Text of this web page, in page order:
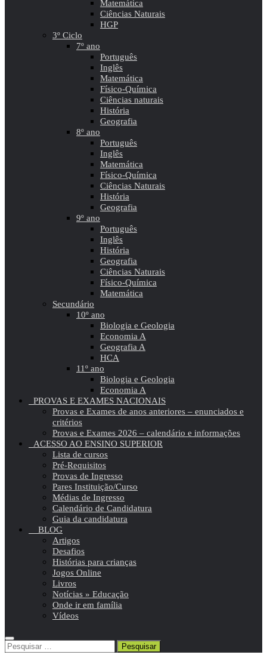
Matemática
Ciências Naturais
HGP
3º Ciclo
7º ano
Português
Inglês
Matemática
Físico-Química
Ciências naturais
História
Geografia
8º ano
Português
Inglês
Matemática
Físico-Química
Ciências Naturais
História
Geografia
9º ano
Português
Inglês
História
Geografia
Ciências Naturais
Físico-Química
Matemática
Secundário
10º ano
Biologia e Geologia
Economia A
Geografia A
HCA
11º ano
Biologia e Geologia
Economia A
PROVAS E EXAMES NACIONAIS
Provas e Exames de anos anteriores – enunciados e
critérios
Provas e Exames 2026 – calendário e informações
ACESSO AO ENSINO SUPERIOR
Lista de cursos
Pré-Requisitos
Provas de Ingresso
Pares Instituição/Curso
Médias de Ingresso
Calendário de Candidatura
Guia da candidatura
BLOG
Artigos
Desafios
Histórias para crianças
Jogos Online
Livros
Notícias » Educação
Onde ir em família
Vídeos
Pesquisar
por: